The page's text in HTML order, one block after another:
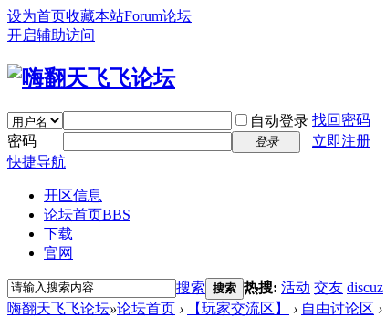
设为首页收藏本站Forum论坛
开启辅助访问
自动登录 找回密码
密码
登录
立即注册
快捷导航
开区信息
论坛首页BBS
下载
官网
搜索 搜索 热搜: 活动 交友 discuz
嗨翻天飞飞论坛»论坛首页 › 【玩家交流区】 › 自由讨论区 ›